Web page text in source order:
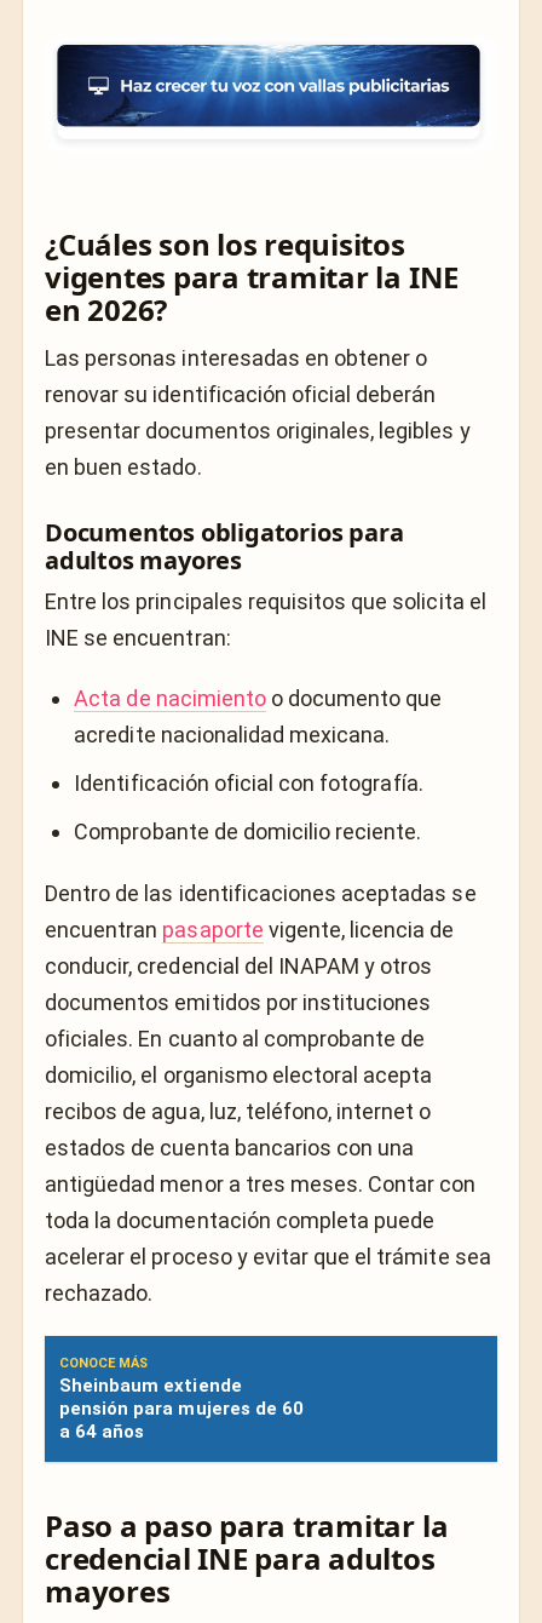
¿Cuáles son los requisitos
vigentes para tramitar la INE
en 2026?
Las personas interesadas en obtener o
renovar su identificación oficial deberán
presentar documentos originales, legibles y
en buen estado.
Documentos obligatorios para
adultos mayores
Entre los principales requisitos que solicita el
INE se encuentran:
Acta de nacimientoo documento que
acredite nacionalidad mexicana.
Identificación oficial con fotografía.
Comprobante de domicilio reciente.
Dentro de las identificaciones aceptadas se
encuentran pasaporte vigente, licencia de
conducir, credencial del INAPAM y otros
documentos emitidos por instituciones
oficiales. En cuanto al comprobante de
domicilio, el organismo electoral acepta
recibos de agua, luz, teléfono, internet o
estados de cuenta bancarios con una
antigüedad menor a tres meses. Contar con
toda la documentación completa puede
acelerar el proceso y evitar que el trámite sea
rechazado.
CONOCE MÁS
Sheinbaum extiende
pensión para mujeres de 60
a 64 años
Paso a paso para tramitar la
credencial INE para adultos
mayores